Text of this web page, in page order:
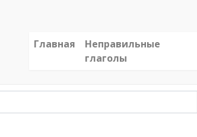
Главная
Неправильные
глаголы